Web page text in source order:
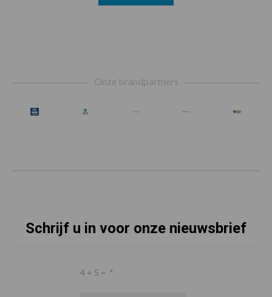
Onze brandpartners
Schrijf u in voor onze nieuwsbrief
4 + 5 = *